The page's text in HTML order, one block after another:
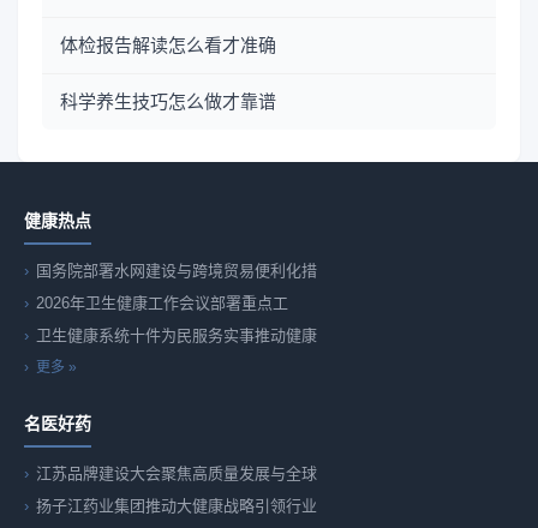
体检报告解读怎么看才准确
科学养生技巧怎么做才靠谱
健康热点
国务院部署水网建设与跨境贸易便利化措
2026年卫生健康工作会议部署重点工
卫生健康系统十件为民服务实事推动健康
更多 »
名医好药
江苏品牌建设大会聚焦高质量发展与全球
扬子江药业集团推动大健康战略引领行业